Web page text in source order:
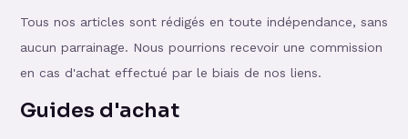
Tous nos articles sont rédigés en toute indépendance, sans
aucun parrainage. Nous pourrions recevoir une commission
en cas d'achat effectué par le biais de nos liens.
Guides d'achat